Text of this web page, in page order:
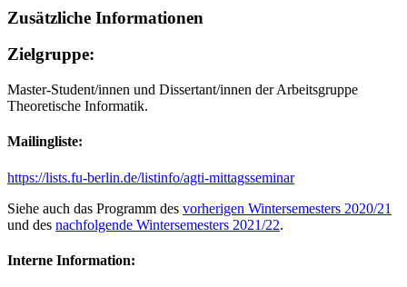
Zusätzliche Informationen
Zielgruppe:
Master-Student/innen und Dissertant/innen der Arbeitsgruppe
Theoretische Informatik.
Mailingliste:
https://lists.fu-berlin.de/listinfo/agti-mittagsseminar
Siehe auch das Programm des vorherigen Wintersemesters 2020/21
und des nachfolgende Wintersemesters 2021/22.
Interne Information: